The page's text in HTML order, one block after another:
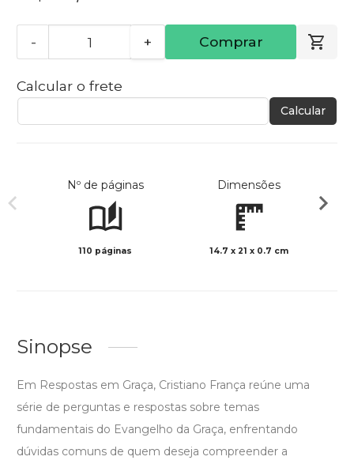
- + Comprar
Calcular o frete
Calcular
Nº de páginas
110 páginas
Dimensões
14.7 x 21 x 0.7 cm
Sinopse
Em Respostas em Graça, Cristiano França reúne uma
série de perguntas e respostas sobre temas
fundamentais do Evangelho da Graça, enfrentando
dúvidas comuns de quem deseja compreender a